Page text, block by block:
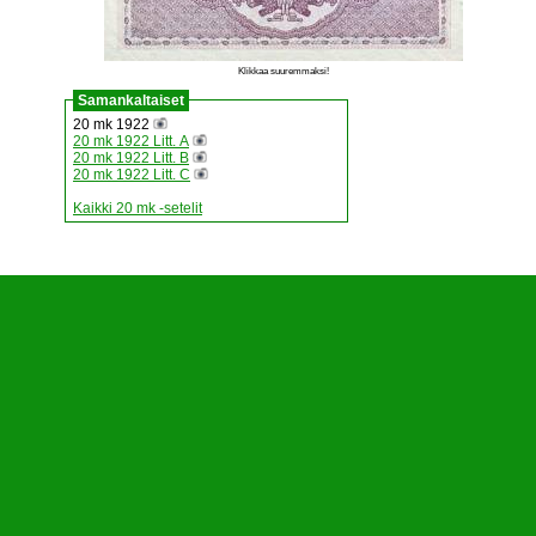
Klikkaa suuremmaksi!
Samankaltaiset
20 mk 1922
20 mk 1922 Litt. A
20 mk 1922 Litt. B
20 mk 1922 Litt. C
Kaikki 20 mk -setelit